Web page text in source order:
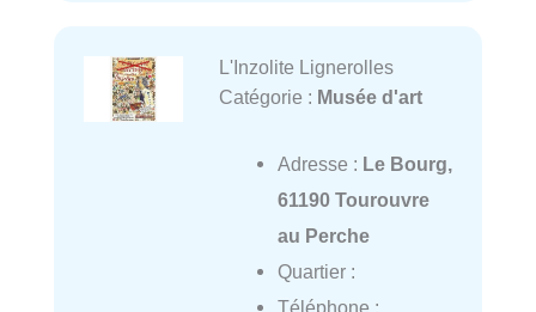
L'Inzolite Lignerolles
Catégorie : Musée d'art
Adresse : Le Bourg,
61190 Tourouvre
au Perche
Quartier :
Téléphone :